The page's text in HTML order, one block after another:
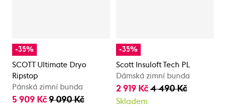
-35%
SCOTT Ultimate Dryo
Ripstop
Pánská zimní bunda
5 909 Kč 9 090 Kč
-35%
Scott Insuloft Tech PL
Dámská zimní bunda
2 919 Kč 4 490 Kč
Skladem